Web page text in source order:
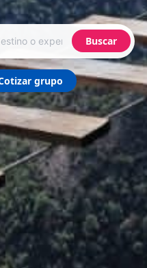
Buscar
grupo